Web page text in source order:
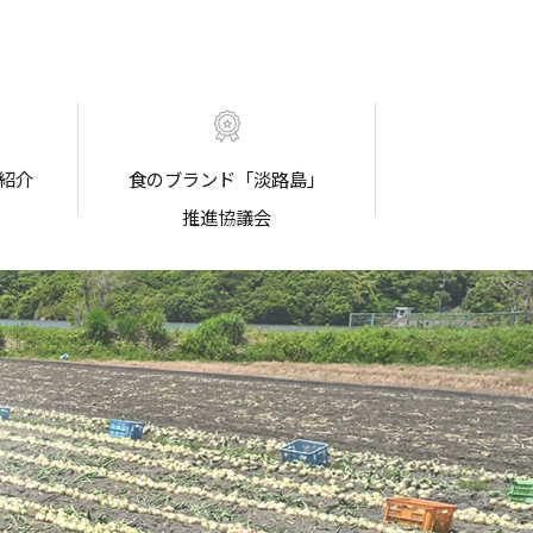
介
食のブランド「淡路島」
推進協議会